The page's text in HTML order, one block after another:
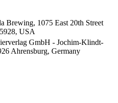
Brewing, 1075 East 20th Street
USA
GmbH - Jochim-Klindt-
Ahrensburg, Germany